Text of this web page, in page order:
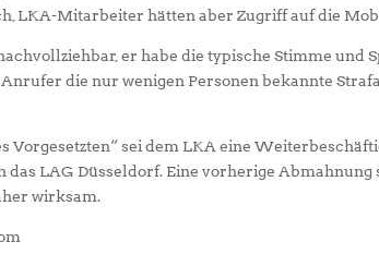
LKA-Mitarbeiter hätten aber Zugriff auf die
er habe die typische Stimme und
die nur wenigen Personen bekannte
Vorgesetzten“ sei dem LKA eine
das LAG Düsseldorf. Eine vorherige
wirksam.